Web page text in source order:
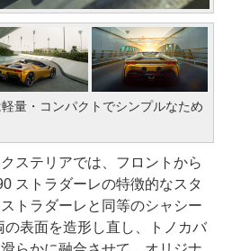
量・コンパクトでシンプルなため
ステリアでは、フロントから
ストラダーレの特徴的なスタ
トラダーレと同等のシャシー
の表面を造形し直し、トノカバ